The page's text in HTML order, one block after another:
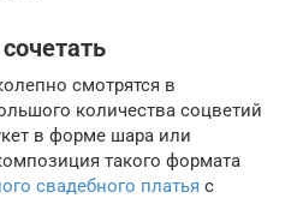
смотрятся в
количества соцветий
в форме шара или
такого формата
свадебного платья с